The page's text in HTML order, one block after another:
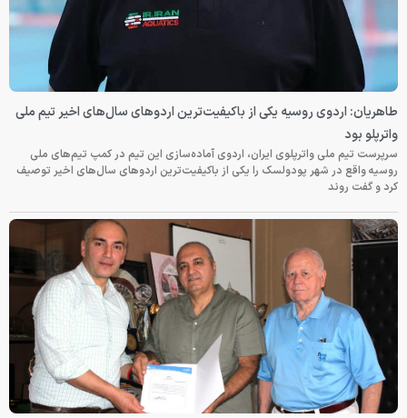
طاهریان: اردوی روسیه یکی از باکیفیت‌ترین اردوهای سال‌های اخیر تیم ملی
واترپلو بود
سرپرست تیم ملی واترپلوی ایران، اردوی آماده‌سازی این تیم در کمپ تیم‌های ملی
روسیه واقع در شهر پودولسک را یکی از باکیفیت‌ترین اردوهای سال‌های اخیر توصیف
کرد و گفت روند